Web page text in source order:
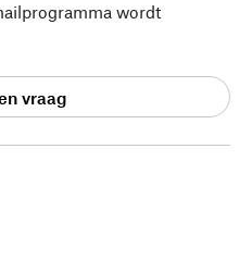
wordt
vraag